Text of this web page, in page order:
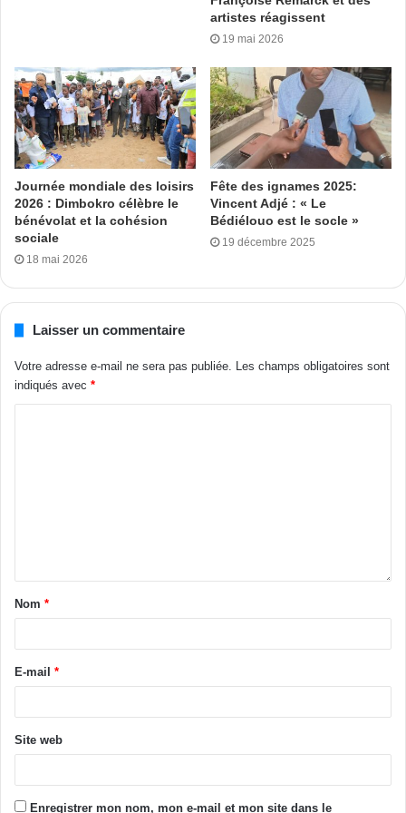
génération et les anciens autour du pagne tissé, la mise en
place d’une galerie virtuelle du pagne traditionnel (…).
Mamadou avec L. Abdul
Tags Kahou Touré Pagneusades tissu traditionnel
artistes réagissent
19 mai 2026
Journée mondiale des loisirs
2026 : Dimbokro célèbre le
bénévolat et la cohésion
sociale
18 mai 2026
Fête des ignames 2025:
Vincent Adjé : « Le
Bédiélouo est le socle »
19 décembre 2025
Laisser un commentaire
Votre adresse e-mail ne sera pas publiée. Les champs obligatoires sont
indiqués avec *
Nom *
E-mail *
Site web
Enregistrer mon nom, mon e-mail et mon site dans le